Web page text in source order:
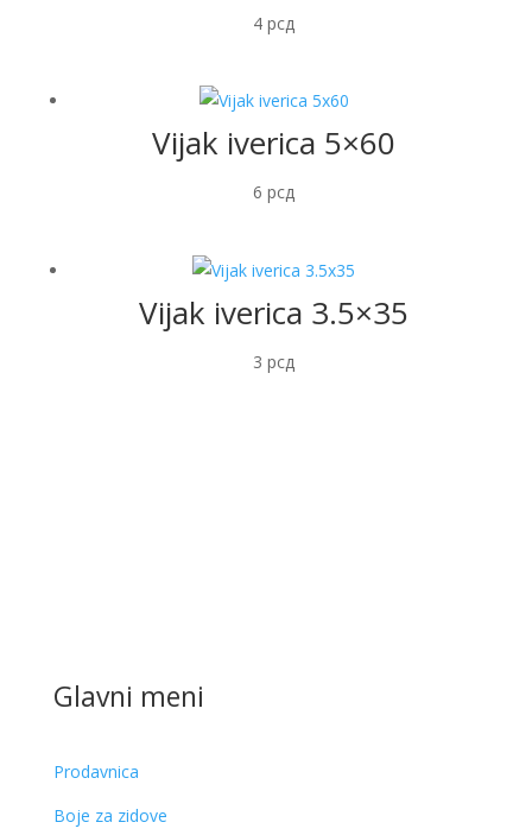
4рсд
Vijak iverica 5×60
6рсд
Vijak iverica 3.5×35
3рсд
Glavni meni
Prodavnica
Boje za zidove